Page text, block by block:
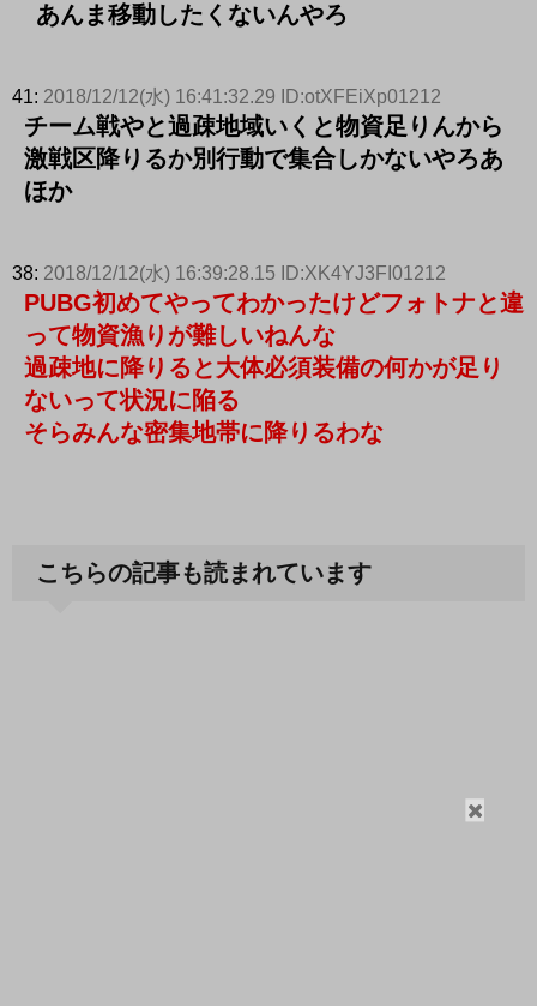
閉
あんま移動したくないんやろ
41: 2018/12/12(水) 16:41:32.29 ID:otXFEiXp01212
チーム戦やと過疎地域いくと物資足りんから
激戦区降りるか別行動で集合しかないやろあ
ほか
38: 2018/12/12(水) 16:39:28.15 ID:XK4YJ3FI01212
PUBG初めてやってわかったけどフォトナと違
って物資漁りが難しいねんな
過疎地に降りると大体必須装備の何かが足り
ないって状況に陥る
そらみんな密集地帯に降りるわな
こちらの記事も読まれています